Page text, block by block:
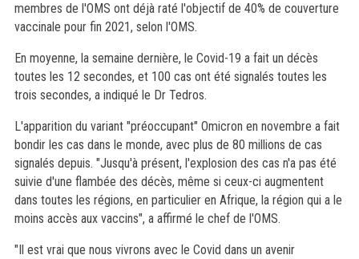
membres de l'OMS ont déjà raté l'objectif de 40% de couverture
vaccinale pour fin 2021, selon l'OMS.
En moyenne, la semaine dernière, le Covid-19 a fait un décès
toutes les 12 secondes, et 100 cas ont été signalés toutes les
trois secondes, a indiqué le Dr Tedros.
L'apparition du variant "préoccupant" Omicron en novembre a fait
bondir les cas dans le monde, avec plus de 80 millions de cas
signalés depuis. "Jusqu'à présent, l'explosion des cas n'a pas été
suivie d'une flambée des décès, même si ceux-ci augmentent
dans toutes les régions, en particulier en Afrique, la région qui a le
moins accès aux vaccins", a affirmé le chef de l'OMS.
"Il est vrai que nous vivrons avec le Covid dans un avenir